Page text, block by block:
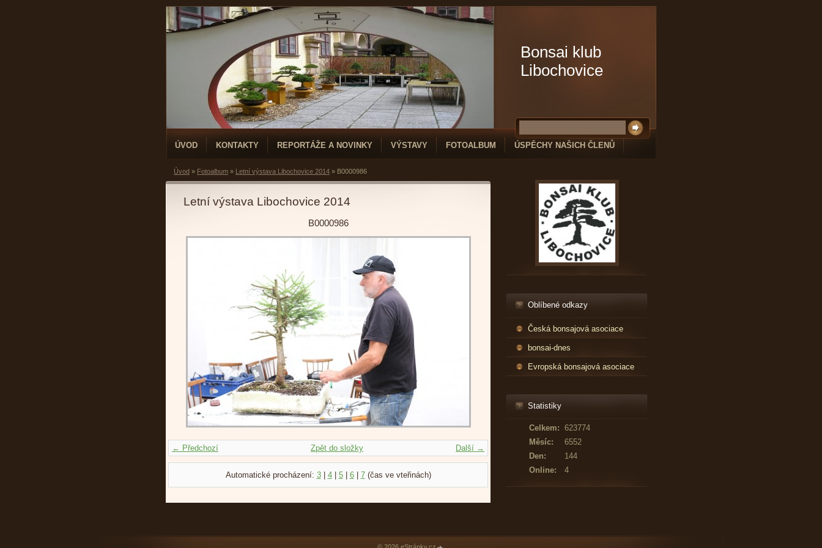
Bonsai klub
Libochovice
ÚVOD KONTAKTY REPORTÁŽE A NOVINKY VÝSTAVY FOTOALBUM ÚSPĚCHY NAŠICH ČLENŮ
Úvod » Fotoalbum » Letní výstava Libochovice 2014 » B0000986
Letní výstava Libochovice 2014
B0000986
← Předchozí Další →
Zpět do složky
Automatické procházení: 3| 4| 5| 6| 7(čas ve vteřinách)
Oblíbené odkazy
Česká bonsajová asociace
bonsai-dnes
Evropská bonsajová asociace
Statistiky
Online: 4
Celkem: 623774
Měsíc:
6552
Den:
144